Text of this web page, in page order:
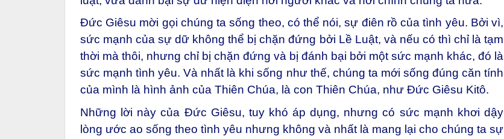
Đức Giêsu mời gọi chúng ta sống theo, có thể nói, sự điên rồ của tình yêu. Bởi vì,
sức mạnh của sự dữ không thể bị chặn đứng bởi Lề Luật, và nếu có thì chỉ là tạm
thời mà thôi, nhưng chỉ bị chặn đứng và bị đánh bại bởi một sức mạnh khác, đó là
sức mạnh tình yêu. Và nhất là khi sống như thế, chúng ta mới sống đúng căn tính
của mình là hình ảnh của Thiên Chúa, là con Thiên Chúa, như Đức Giêsu Kitô.
Những lời này của Đức Giêsu, tuy khó áp dụng, nhưng có sức mạnh khơi dậy
lòng ước ao sống theo tình yêu nhưng không và nhất là mang lại cho chúng ta sự